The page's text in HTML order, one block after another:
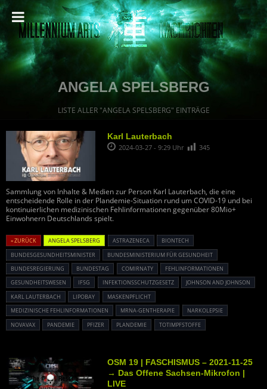
ANGELA SPELSBERG
LISTE ALLER "ANGELA SPELSBERG" EINTRÄGE
Karl Lauterbach
2024-03-27 - 9:29 Uhr 345
Sammlung von Inhalte & Medien zur Person Karl Lauterbach, die eine
entscheidende Rolle in der Plandemie-Situation rund um COVID-19 und bei
kontinuierlichen medizinischen Fehlinformationen gegenüber 80Mio+
Einwohnern Deutschlands spielt.
« ZURÜCK ANGELA SPELSBERG ASTRAZENECA
BIONTECH
BUNDESGESUNDHEITSMINISTER
BUNDESMINISTERIUM FÜR GESUNDHEIT
BUNDESREGIERUNG
BUNDESTAG COMIRNATY
FEHLINFORMATIONEN
GESUNDHEITSWESEN
IFSG INFEKTIONSSCHUTZGESETZ
JOHNSON AND JOHNSON
KARL LAUTERBACH
LIPOBAY
MASKENPFLICHT
MEDIZINISCHE FEHLINFORMATIONEN
MRNA-GENTHERAPIE
NARKOLEPSIE
NOVAVAX
PANDEMIE PFIZER PLANDEMIE TOTIMPFSTOFFE
OSM 19 | FASCHISMUS – 2021-11-25
→ Das Offene Sachsen-Mikrofon |
LIVE